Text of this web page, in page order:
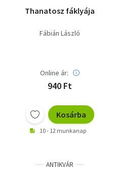
Thanatosz fáklyája
Fábián László
Online ár:
940 Ft
Kosárba
10 - 12 munkanap
ANTIKVÁR